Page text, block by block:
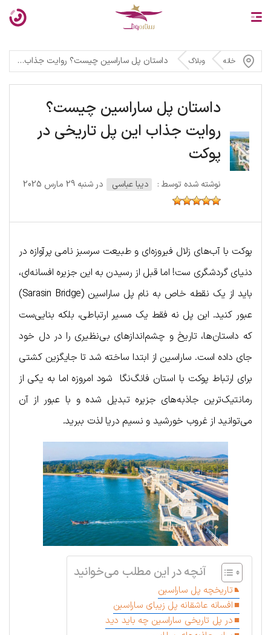
خانه وبلاگ داستان پل ساراسین چیست؟ روایت جذاب این پل تاریخی در پوکت
داستان پل ساراسین چیست؟
روایت جذاب این پل تاریخی در
پوکت
نوشته شده توسط : دیبا عباسی در شنبه 29 مارس 2025
پوکت با آب‌های زلال فیروزه‌ای و طبیعت سرسبز نامی پرآوازه در
دنیای گردشگری ست! اما قبل از رسیدن به این جزیره افسانه‌ای،
باید از یک نقطه خاص به نام پل ساراسین (Sarasin Bridge)
عبور کنید. این پل نه‌ فقط یک مسیر ارتباطی، بلکه بنایی‌ست
که داستان‌ها، تاریخ و چشم‌اندازهای بی‌نظیری را در دل خود
جای داده است. ساراسین از ابتدا ساخته شد تا جایگزین کشتی
برای ارتباط پوکت با استان فانگ‌نگا شود امروزه اما به یکی از
رمانتیک‌ترین جاذبه‌های جزیره تبدیل شده و با عبور از آن
می‌توانید از غروب خورشید و نسیم دریا لذت ببرید.
آنچه در این مطلب می‌خوانید
تاریخچه پل ساراسین
افسانه عاشقانه پل زیبای ساراسین
در پل تاریخی ساراسین چه باید دید